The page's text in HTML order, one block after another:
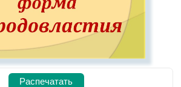
Распечатать